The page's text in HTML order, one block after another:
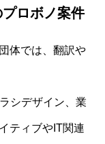
ロボノ案件
体では、翻訳や
シデザイン、業
ティブやIT関連